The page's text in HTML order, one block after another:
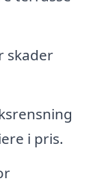
skader
i pris.